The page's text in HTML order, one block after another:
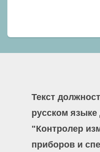
Текст
русском
"Контролер
приборов и